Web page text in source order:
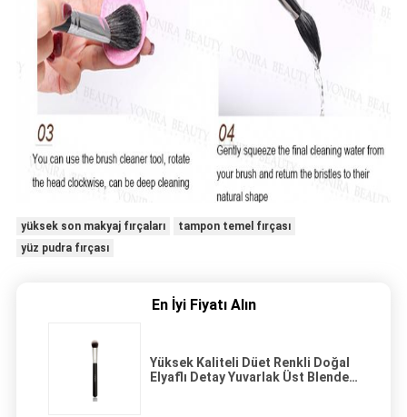
yüksek son makyaj fırçaları
tampon temel fırçası
yüz pudra fırçası
En İyi Fiyatı Alın
Yüksek Kaliteli Düet Renkli Doğal
Elyaflı Detay Yuvarlak Üst Blender